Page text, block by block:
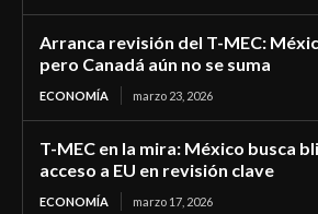
Arranca revisión del T-MEC:
pero Canadá aún no se suma
ECONOMÍA marzo 23, 2026
T-MEC en la mira: México busca
acceso a EU en revisión clave
ECONOMÍA marzo 17, 2026